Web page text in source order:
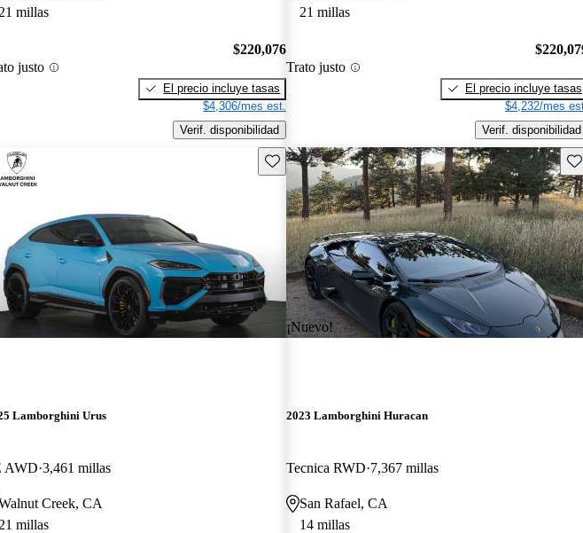
21 millas
justo
$220,076
El precio incluye tasas
$4,306/mes est.
Verif. disponibilidad
21 millas
Trato justo
El precio incluye tasas
$4,232/mes
Verif. disponibilidad
Aviso Guarda este Aviso
Lamborghini Urus
AWD 3,461 millas
Creek, CA
21 millas
¡Nuevo!
2023 Lamborghini Huracan
Tecnica RWD 7,367 millas
San Rafael, CA
14 millas